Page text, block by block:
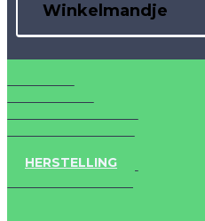
Winkelmandje
HERSTELLING